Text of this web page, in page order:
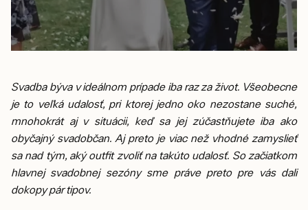
Svadba býva v ideálnom prípade iba raz za život. Všeobecne
je to veľká udalosť, pri ktorej jedno oko nezostane suché,
mnohokrát aj v situácii, keď sa jej zúčastňujete iba ako
obyčajný svadobčan. Aj preto je viac než vhodné zamyslieť
sa nad tým, aký outfit zvoliť na takúto udalosť. So začiatkom
hlavnej svadobnej sezóny sme práve preto pre vás dali
dokopy pár tipov.